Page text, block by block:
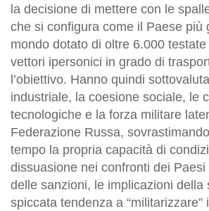
la decisione di mettere con le
che si configura come il Paese più
mondo dotato di oltre 6.000
vettori ipersonici in grado di
l’obiettivo. Hanno quindi
industriale, la coesione sociale, le
tecnologiche e la forza militare
Federazione Russa,
tempo la propria capacità di
dissuasione nei confronti dei Paesi
delle sanzioni, le implicazioni della
spiccata tendenza a “militarizzare”